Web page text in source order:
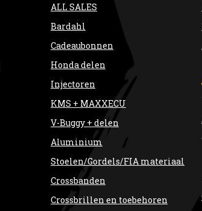
ALL SALES
Bardahl
Cadeaubonnen
Honda delen
Injectoren
KMS + MAXXECU
V-Buggy + delen
Aluminium
Stoelen/Gordels/FIA materiaal
Crossbanden
Crossbrillen en toebehoren